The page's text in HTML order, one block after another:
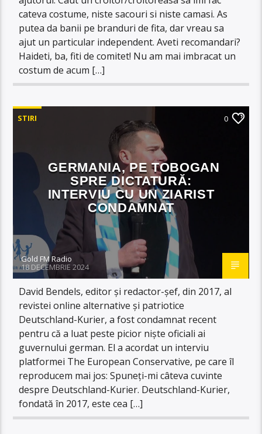
cateva costume, niste sacouri si niste camasi. As
putea da banii pe branduri de fita, dar vreau sa
ajut un particular independent. Aveti recomandari?
Haideti, ba, fiti de comitet! Nu am mai imbracat un
costum de acum […]
STIRI 0
GERMANIA, PE TOBOGAN
SPRE DICTATURĂ:
INTERVIU CU UN ZIARIST
CONDAMNAT
Gold FM Radio
18 DECEMBRIE 2024
David Bendels, editor și redactor-șef, din 2017, al
revistei online alternative și patriotice
Deutschland-Kurier, a fost condamnat recent
pentru că a luat peste picior niște oficiali ai
guvernului german. El a acordat un interviu
platformei The European Conservative, pe care îl
reproducem mai jos: Spuneți-mi câteva cuvinte
despre Deutschland-Kurier. Deutschland-Kurier,
fondată în 2017, este cea […]